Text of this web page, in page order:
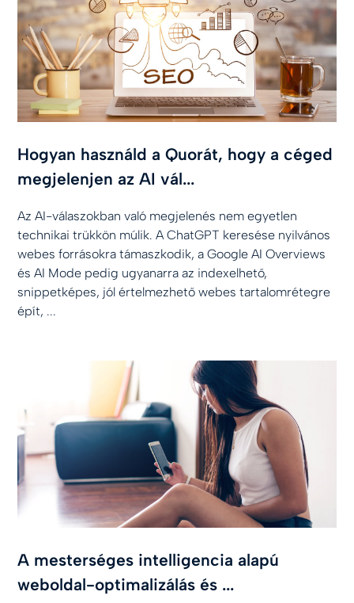
Hogyan használd a Quorát, hogy a céged
megjelenjen az AI vál...
Az AI-válaszokban való megjelenés nem egyetlen
technikai trükkön múlik. A ChatGPT keresése nyilvános
webes forrásokra támaszkodik, a Google AI Overviews
és AI Mode pedig ugyanarra az indexelhető,
snippetképes, jól értelmezhető webes tartalomrétegre
épít, ...
A mesterséges intelligencia alapú
weboldal-optimalizálás és ...